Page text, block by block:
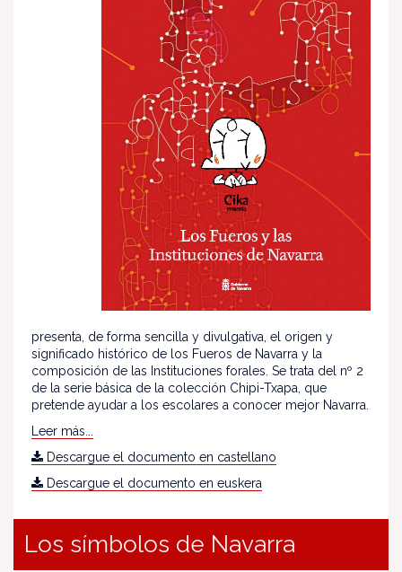
presenta, de forma sencilla y divulgativa, el origen y
significado histórico de los Fueros de Navarra y la
composición de las Instituciones forales. Se trata del nº 2
de la serie básica de la colección Chipi-Txapa, que
pretende ayudar a los escolares a conocer mejor Navarra.
Leer más...
Descargue el documento en castellano
Descargue el documento en euskera
Los símbolos de Navarra